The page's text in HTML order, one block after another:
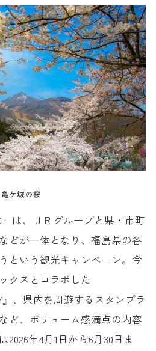
亀ケ城の桜
は、ＪＲグループと県・市町
どが一体となり、福島県の各
という観光キャンペーン。今
クスとコラボした
』、県内を周遊するスタンプラ
ど、ボリューム感満点の内容
2026年4月1日から6月30日ま